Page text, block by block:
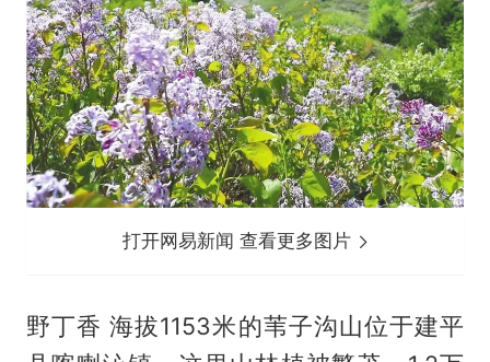
打开网易新闻 查看更多图片
野丁香 海拔1153米的苇子沟山位于建平